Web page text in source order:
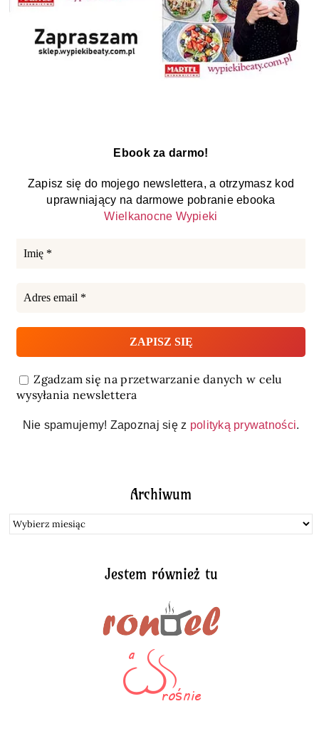
Ebook za darmo!
Zapisz się do mojego newslettera, a otrzymasz kod
uprawniający na darmowe pobranie ebooka
Wielkanocne Wypieki
Zgadzam się na przetwarzanie danych w celu
wysyłania newslettera
Nie spamujemy! Zapoznaj się z polityką prywatności.
Archiwum
Archiwum
Jestem również tu